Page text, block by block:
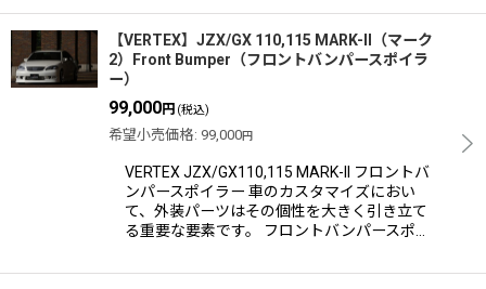
【VERTEX】JZX/GX 110,115 MARK-II（マーク
2）Front Bumper（フロントバンパースポイラ
ー）
99,000円 (税込)
希望小売価格: 99,000円
VERTEX JZX/GX110,115 MARK-II フロントバ
ンパースポイラー 車のカスタマイズにおい
て、外装パーツはその個性を大きく引き立て
る重要な要素です。 フロントバンパースポ…